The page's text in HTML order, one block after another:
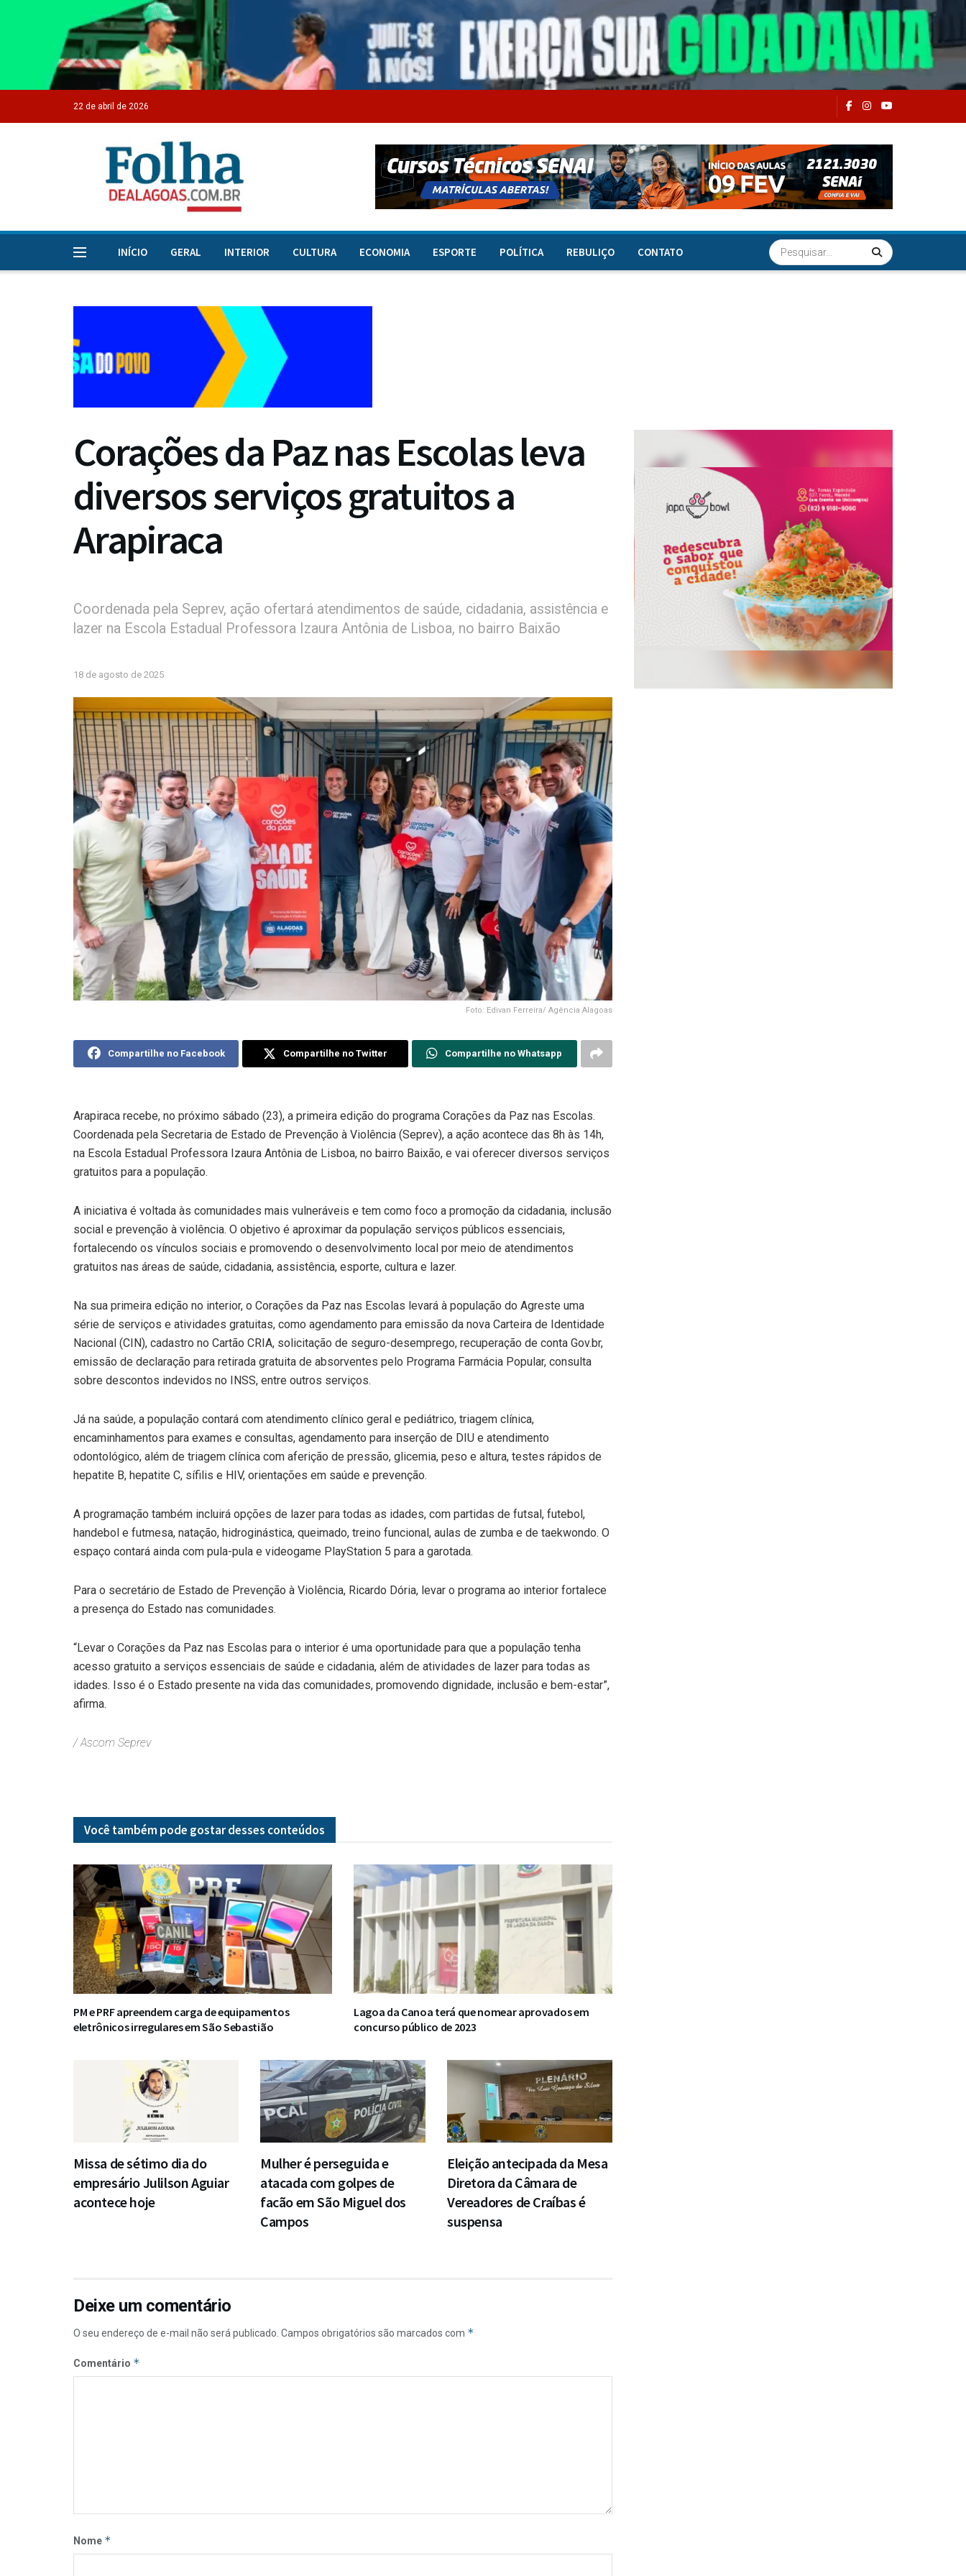
22 de abril de 2026
INÍCIO GERAL INTERIOR CULTURA ECONOMIA ESPORTE POLÍTICA REBULIÇO CONTATO
Corações da Paz nas Escolas leva
diversos serviços gratuitos a
Arapiraca
Coordenada pela Seprev, ação ofertará atendimentos de saúde, cidadania, assistência e
lazer na Escola Estadual Professora Izaura Antônia de Lisboa, no bairro Baixão
18 de agosto de 2025
Foto: Edivan Ferreira/ Agência Alagoas
Compartilhe no Facebook Compartilhe no Twitter Compartilhe no Whatsapp
Arapiraca recebe, no próximo sábado (23), a primeira edição do programa Corações da Paz nas Escolas.
Coordenada pela Secretaria de Estado de Prevenção à Violência (Seprev), a ação acontece das 8h às 14h,
na Escola Estadual Professora Izaura Antônia de Lisboa, no bairro Baixão, e vai oferecer diversos serviços
gratuitos para a população.
A iniciativa é voltada às comunidades mais vulneráveis e tem como foco a promoção da cidadania, inclusão
social e prevenção à violência. O objetivo é aproximar da população serviços públicos essenciais,
fortalecendo os vínculos sociais e promovendo o desenvolvimento local por meio de atendimentos
gratuitos nas áreas de saúde, cidadania, assistência, esporte, cultura e lazer.
Na sua primeira edição no interior, o Corações da Paz nas Escolas levará à população do Agreste uma
série de serviços e atividades gratuitas, como agendamento para emissão da nova Carteira de Identidade
Nacional (CIN), cadastro no Cartão CRIA, solicitação de seguro-desemprego, recuperação de conta Gov.br,
emissão de declaração para retirada gratuita de absorventes pelo Programa Farmácia Popular, consulta
sobre descontos indevidos no INSS, entre outros serviços.
Já na saúde, a população contará com atendimento clínico geral e pediátrico, triagem clínica,
encaminhamentos para exames e consultas, agendamento para inserção de DIU e atendimento
odontológico, além de triagem clínica com aferição de pressão, glicemia, peso e altura, testes rápidos de
hepatite B, hepatite C, sífilis e HIV, orientações em saúde e prevenção.
A programação também incluirá opções de lazer para todas as idades, com partidas de futsal, futebol,
handebol e futmesa, natação, hidroginástica, queimado, treino funcional, aulas de zumba e de taekwondo. O
espaço contará ainda com pula-pula e videogame PlayStation 5 para a garotada.
Para o secretário de Estado de Prevenção à Violência, Ricardo Dória, levar o programa ao interior fortalece
a presença do Estado nas comunidades.
“Levar o Corações da Paz nas Escolas para o interior é uma oportunidade para que a população tenha
acesso gratuito a serviços essenciais de saúde e cidadania, além de atividades de lazer para todas as
idades. Isso é o Estado presente na vida das comunidades, promovendo dignidade, inclusão e bem-estar”,
afirma.
/ Ascom Seprev
Você também pode gostar desses conteúdos
PM e PRF apreendem carga de equipamentos
eletrônicos irregulares em São Sebastião
Lagoa da Canoa terá que nomear aprovados em
concurso público de 2023
Missa de sétimo dia do
empresário Julilson Aguiar
acontece hoje
Mulher é perseguida e
atacada com golpes de
facão em São Miguel dos
Campos
Eleição antecipada da Mesa
Diretora da Câmara de
Vereadores de Craíbas é
suspensa
Deixe um comentário
O seu endereço de e-mail não será publicado. Campos obrigatórios são marcados com *
Comentário *
Nome *